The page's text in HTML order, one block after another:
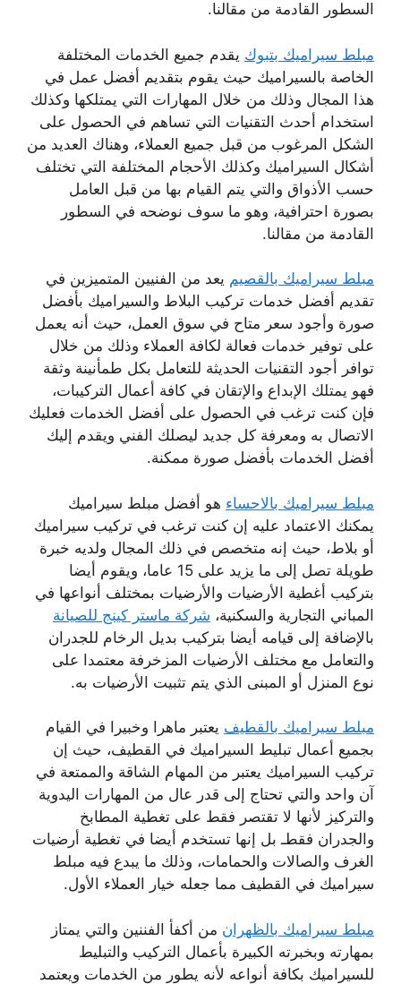
السطور القادمة من مقالنا.
مبلط سيراميك بتبوك يقدم جميع الخدمات المختلفة
الخاصة بالسيراميك حيث يقوم بتقديم أفضل عمل في
هذا المجال وذلك من خلال المهارات التي يمتلكها وكذلك
استخدام أحدث التقنيات التي تساهم في الحصول على
الشكل المرغوب من قبل جميع العملاء، وهناك العديد من
أشكال السيراميك وكذلك الأحجام المختلفة التي تختلف
حسب الأذواق والتي يتم القيام بها من قبل العامل
بصورة احترافية، وهو ما سوف نوضحه في السطور
القادمة من مقالنا.
مبلط سيراميك بالقصيم يعد من الفنيين المتميزين في
تقديم أفضل خدمات تركيب البلاط والسيراميك بأفضل
صورة وأجود سعر متاح في سوق العمل، حيث أنه يعمل
على توفير خدمات فعالة لكافة العملاء وذلك من خلال
توافر أجود التقنيات الحديثة للتعامل بكل طمأنينة وثقة
فهو يمتلك الإبداع والإتقان في كافة أعمال التركيبات،
فإن كنت ترغب في الحصول على أفضل الخدمات فعليك
الاتصال به ومعرفة كل جديد ليصلك الفني ويقدم إليك
أفضل الخدمات بأفضل صورة ممكنة.
مبلط سيراميك بالاحساء هو أفضل مبلط سيراميك
يمكنك الاعتماد عليه إن كنت ترغب في تركيب سيراميك
أو بلاط، حيث إنه متخصص في ذلك المجال ولديه خبرة
طويلة تصل إلى ما يزيد على 15 عاما، ويقوم أيضا
بتركيب أغطية الأرضيات والأرضيات بمختلف أنواعها في
المباني التجارية والسكنية، شركة ماستر كينج للصيانة
بالإضافة إلى قيامه أيضا بتركيب بديل الرخام للجدران
والتعامل مع مختلف الأرضيات المزخرفة معتمدا على
نوع المنزل أو المبنى الذي يتم تثبيت الأرضيات به.
مبلط سيراميك بالقطيف يعتبر ماهرا وخبيرا في القيام
بجميع أعمال تبليط السيراميك في القطيف، حيث إن
تركيب السيراميك يعتبر من المهام الشاقة والممتعة في
آن واحد والتي تحتاج إلى قدر عال من المهارات اليدوية
والتركيز لأنها لا تقتصر فقط على تغطية المطابخ
والجدران فقطـ بل إنها تستخدم أيضا في تغطية أرضيات
الغرف والصالات والحمامات، وذلك ما يبدع فيه مبلط
سيراميك في القطيف مما جعله خيار العملاء الأول.
مبلط سيراميك بالظهران من أكفأ الفننين والتي يمتاز
بمهارته وبخبرته الكبيرة بأعمال التركيب والتبليط
للسيراميك بكافة أنواعه لأنه يطور من الخدمات ويعتمد